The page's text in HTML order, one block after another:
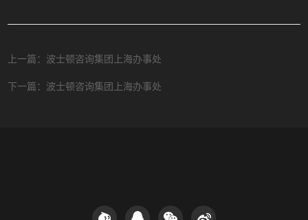
上一篇：波士顿咨询集团上海办事处
下一篇：波士顿咨询集团上海办事处